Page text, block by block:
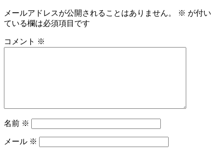
メールアドレスが公開されることはありません。 ※ が付い
ている欄は必須項目です
コメント ※
名前 ※
メール ※